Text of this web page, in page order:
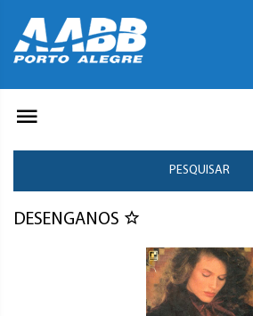
PESQUISAR
DESENGANOS